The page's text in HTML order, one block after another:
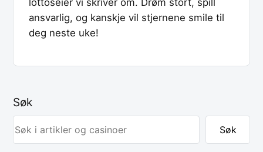
lottoseier vi skriver om. Drøm stort, spill
ansvarlig, og kanskje vil stjernene smile til
deg neste uke!
Søk
Søk